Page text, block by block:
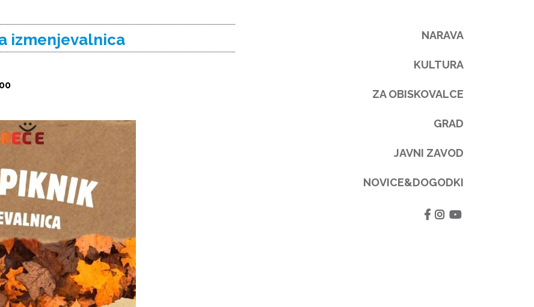
izmenjevalnica NARAVA
KULTURA
ZA OBISKOVALCE
GRAD
JAVNI ZAVOD
NOVICE&DOGODKI